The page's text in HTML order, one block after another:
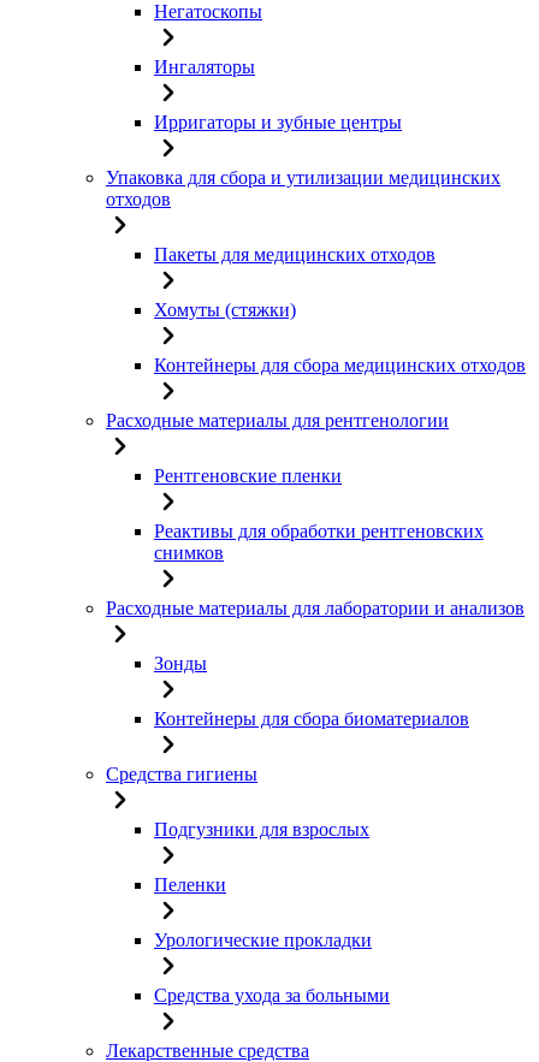
Негатоскопы
Ингаляторы
Ирригаторы и зубные центры
Упаковка для сбора и утилизации медицинских
отходов
Пакеты для медицинских отходов
Хомуты (стяжки)
Контейнеры для сбора медицинских отходов
Расходные материалы для рентгенологии
Рентгеновские пленки
Реактивы для обработки рентгеновских
снимков
Расходные материалы для лаборатории и анализов
Зонды
Контейнеры для сбора биоматериалов
Средства гигиены
Подгузники для взрослых
Пеленки
Урологические прокладки
Средства ухода за больными
Лекарственные средства